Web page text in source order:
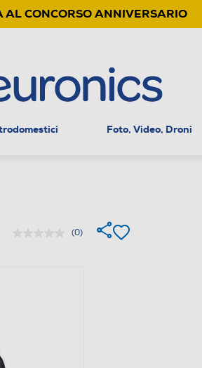
AL CONCORSO ANNIVERSARIO
Foto, Video, Droni
(0)